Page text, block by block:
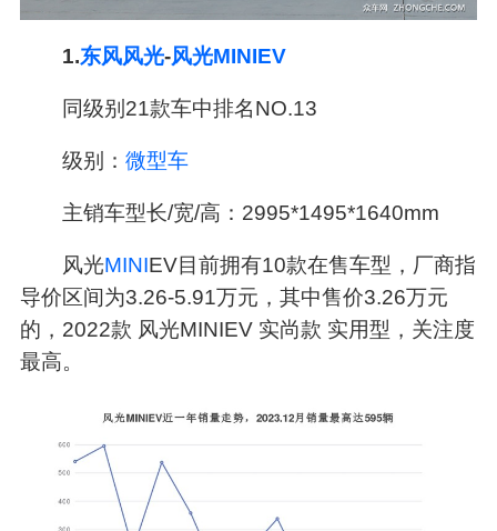
1.东风风光-风光MINIEV
同级别21款车中排名NO.13
级别：微型车
主销车型长/宽/高：2995*1495*1640mm
风光MINIEV目前拥有10款在售车型，厂商指
导价区间为3.26-5.91万元，其中售价3.26万元
的，2022款 风光MINIEV 实尚款 实用型，关注度
最高。